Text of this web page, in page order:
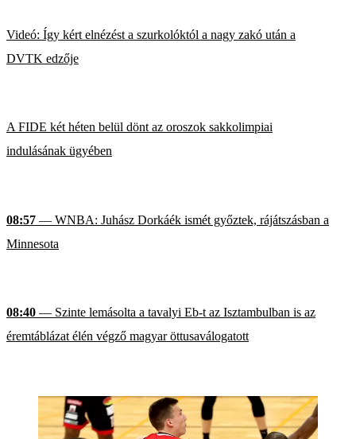
Videó: Így kért elnézést a szurkolóktól a nagy zakó után a
DVTK edzője
A FIDE két héten belül dönt az oroszok sakkolimpiai
indulásának ügyében
08:57 — WNBA: Juhász Dorkáék ismét győztek, rájátszásban a
Minnesota
08:40 — Szinte lemásolta a tavalyi Eb-t az Isztambulban is az
éremtáblázat élén végző magyar öttusaválogatott